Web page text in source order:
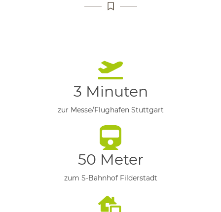
3 Minuten
zur Messe/Flughafen Stuttgart
50 Meter
zum S-Bahnhof Filderstadt